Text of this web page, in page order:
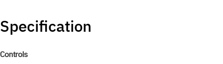
Specification
Controls